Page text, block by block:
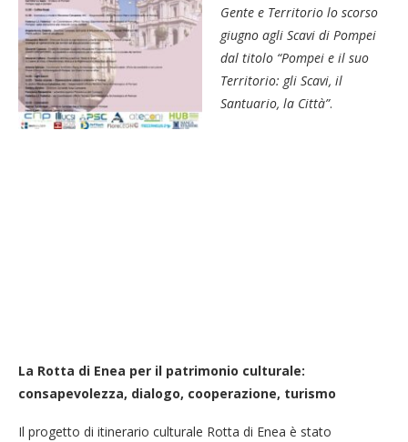
Gente e Territorio lo scorso
giugno agli Scavi di Pompei
dal titolo “Pompei e il suo
Territorio: gli Scavi, il
Santuario, la Città”.
La Rotta di Enea per il patrimonio culturale:
consapevolezza, dialogo, cooperazione, turismo
Il progetto di itinerario culturale Rotta di Enea è stato